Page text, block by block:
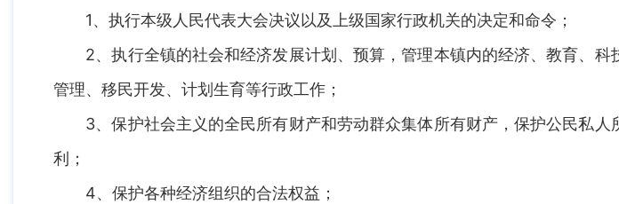
1、执行本级人民代表大会决议以及上级国家行政机关的决定和命令；
2、执行全镇的社会和经济发展计划、预算，管理本镇内的经济、教育、科
管理、移民开发、计划生育等行政工作；
3、保护社会主义的全民所有财产和劳动群众集体所有财产，保护公民私人
利；
4、保护各种经济组织的合法权益；